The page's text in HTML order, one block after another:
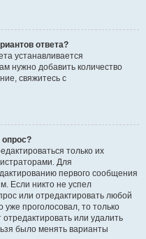
ответа?
устанавливается
нужно добавить количество
свяжитесь с
опрос?
только их
Для
первого сообщения
Если никто не успел
или отредактировать любой
уже проголосовал, то только
или удалить
было менять варианты